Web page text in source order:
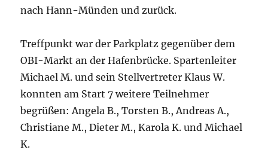
nach Hann-Münden und zurück.
Treffpunkt war der Parkplatz gegenüber dem
OBI-Markt an der Hafenbrücke. Spartenleiter
Michael M. und sein Stellvertreter Klaus W.
konnten am Start 7 weitere Teilnehmer
begrüßen: Angela B., Torsten B., Andreas A.,
Christiane M., Dieter M., Karola K. und Michael
K.